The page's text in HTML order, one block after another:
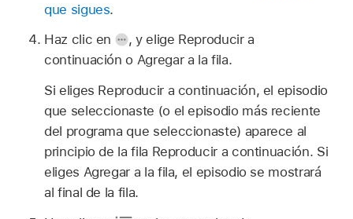
que sigues.
Haz clic en
,y elige Reproducir a
continuación o Agregar a la fila.
Si eliges Reproducir a continuación, el episodio
que seleccionaste (o el episodio más reciente
del programa que seleccionaste) aparece al
principio de la fila Reproducir a continuación. Si
eliges Agregar a la fila, el episodio se mostrará
al final de la fila.